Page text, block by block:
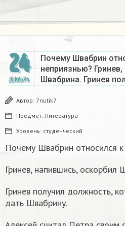
24
ДЕКАБРЬ
Почему Швабрин
неприязнью?
Швабрина. Гринев
Автор: 7nutik7
Предмет: Литература
Уровень: студенческий
Почему Швабрин относился к
Гринев, напившись, оскорбил
Гринев получил должность,
дать Швабрину.